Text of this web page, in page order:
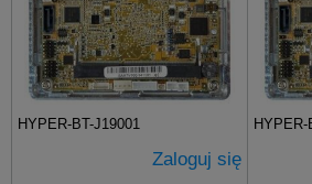
HYPER-BT-J19001
Zaloguj się
HYPER-